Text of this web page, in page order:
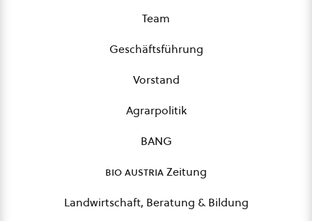
Team
Geschäftsführung
Vorstand
Agrarpolitik
BANG
bio austriaZeitung
Landwirtschaft, Beratung & Bildung